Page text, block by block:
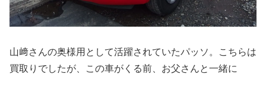
山﨑さんの奥様用として活躍されていたパッソ。こちらは
買取りでしたが、この車がくる前、お父さんと一緒に